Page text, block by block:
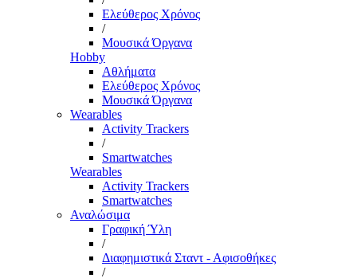
Ελεύθερος Χρόνος
/
Μουσικά Όργανα
Hobby
Αθλήματα
Ελεύθερος Χρόνος
Μουσικά Όργανα
Wearables
Activity Trackers
/
Smartwatches
Wearables
Activity Trackers
Smartwatches
Αναλώσιμα
Γραφική Ύλη
/
Διαφημιστικά Σταντ - Αφισοθήκες
/